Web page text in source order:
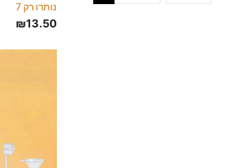
נותרו רק 7
₪13.50